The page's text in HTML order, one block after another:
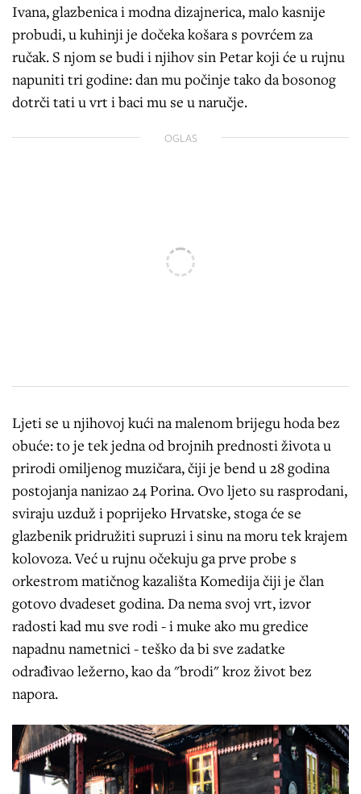
Ivana, glazbenica i modna dizajnerica, malo kasnije
probudi, u kuhinji je dočeka košara s povrćem za
ručak. S njom se budi i njihov sin Petar koji će u rujnu
napuniti tri godine: dan mu počinje tako da bosonog
dotrči tati u vrt i baci mu se u naručje.
OGLAS
Ljeti se u njihovoj kući na malenom brijegu hoda bez
obuće: to je tek jedna od brojnih prednosti života u
prirodi omiljenog muzičara, čiji je bend u 28 godina
postojanja nanizao 24 Porina. Ovo ljeto su rasprodani,
sviraju uzduž i poprijeko Hrvatske, stoga će se
glazbenik pridružiti supruzi i sinu na moru tek krajem
kolovoza. Već u rujnu očekuju ga prve probe s
orkestrom matičnog kazališta Komedija čiji je član
gotovo dvadeset godina. Da nema svoj vrt, izvor
radosti kad mu sve rodi - i muke ako mu gredice
napadnu nametnici - teško da bi sve zadatke
odrađivao ležerno, kao da "brodi" kroz život bez
napora.